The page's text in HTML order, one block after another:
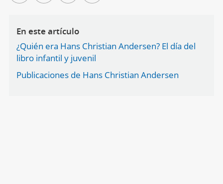
En este artículo
¿Quién era Hans Christian Andersen? El día del
libro infantil y juvenil
Publicaciones de Hans Christian Andersen